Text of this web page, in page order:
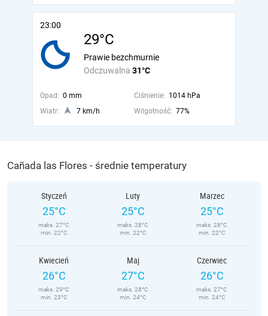
23:00
29°C
Odczuwalna 31°C
Prawie bezchmurnie
Opad: 0 mm Ciśnienie: 1014 hPa
Wiatr:
7 km/h Wilgotność: 77%
Cañada las Flores - średnie temperatury
Styczeń
25°C
maks. 27°C
min. 22°C
Luty
25°C
maks. 28°C
min. 22°C
Marzec
25°C
maks. 28°C
min. 22°C
Kwiecień
26°C
maks. 29°C
min. 23°C
Maj
27°C
maks. 28°C
min. 24°C
Czerwiec
26°C
maks. 27°C
min. 24°C